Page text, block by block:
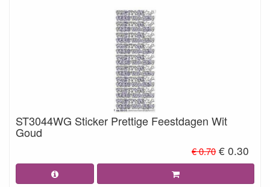
ST3044WG Sticker Prettige Feestdagen Wit
Goud
€ 0.70 € 0.30